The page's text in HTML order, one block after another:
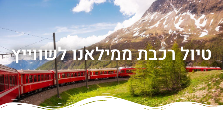
טיול רכבת ממילאנו לשווייץ